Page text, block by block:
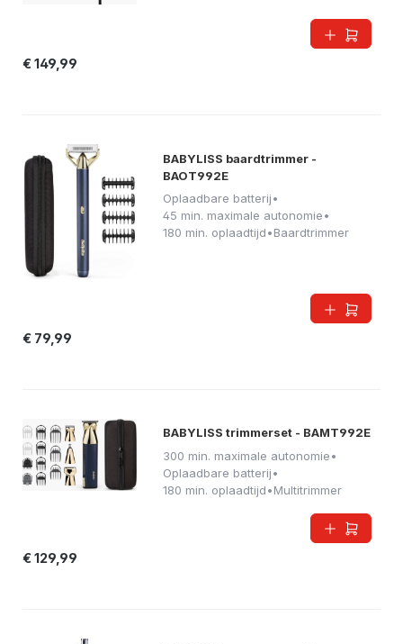
€ 149,99
BABYLISS baardtrimmer -
BAOT992E
Oplaadbare batterij•
45 min. maximale autonomie•
180 min. oplaadtijd•Baardtrimmer
€ 79,99
BABYLISS trimmerset - BAMT992E
300 min. maximale autonomie•
Oplaadbare batterij•
180 min. oplaadtijd•Multitrimmer
€ 129,99